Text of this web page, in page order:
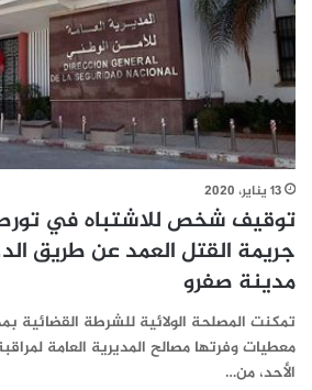
13 يناير، 2020
توقيف شخص للاشتباه في
جريمة القتل العمد عن طريق
مدينة صفرو
تمكنت المصلحة الولائية للشرطة القضائية
معطيات وفرتها مصالح المديرية العامة
الأحد، من…